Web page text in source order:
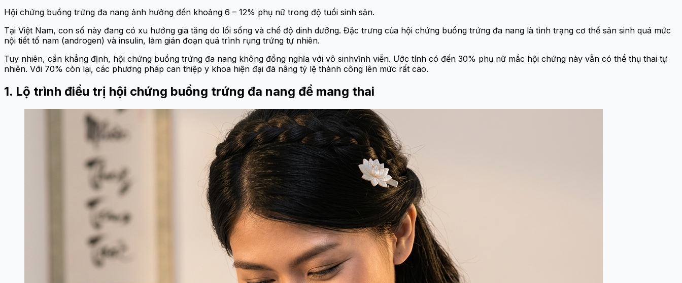
Hội chứng buồng trứng đa nang ảnh hưởng đến khoảng 6 – 12% phụ nữ trong độ tuổi sinh sản.
Tại Việt Nam, con số này đang có xu hướng gia tăng do lối sống và chế độ dinh dưỡng. Đặc trưng của hội chứng buồng trứng đa nang là tình trạng cơ thể sản sinh quá mức
nội tiết tố nam (androgen) và insulin, làm gián đoạn quá trình rụng trứng tự nhiên.
Tuy nhiên, cần khẳng định, hội chứng buồng trứng đa nang không đồng nghĩa với vô sinhvĩnh viễn. Ước tính có đến 30% phụ nữ mắc hội chứng này vẫn có thể thụ thai tự
nhiên. Với 70% còn lại, các phương pháp can thiệp y khoa hiện đại đã nâng tỷ lệ thành công lên mức rất cao.
1. Lộ trình điều trị hội chứng buồng trứng đa nang để mang thai